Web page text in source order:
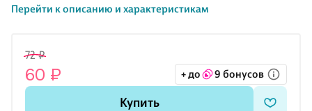
выглядит выразительно и меньше затирается при
рукой.
Перейти к описанию и характеристикам
72 ₽
60 ₽ + до 9 бонусов
Купить